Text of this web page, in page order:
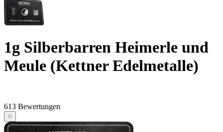
1g Silberbarren Heimerle und
Meule (Kettner Edelmetalle)
613 Bewertungen